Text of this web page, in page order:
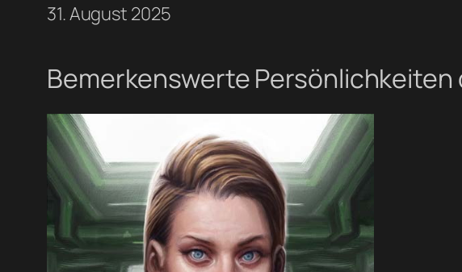
31. August 2025
Bemerkenswerte Persönlichkeiten